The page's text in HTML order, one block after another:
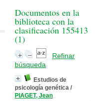
Documentos en la
biblioteca con la
clasificación 155413
(1)
Refinar
búsqueda
Estudios de
psicología genética /
PIAGET, Jean